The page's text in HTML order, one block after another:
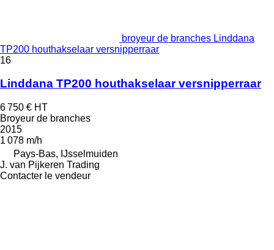
broyeur de branches Linddana
TP200 houthakselaar versnipperraar
16
Linddana TP200 houthakselaar versnipperraar
6 750 € HT
Broyeur de branches
2015
1 078 m/h
Pays-Bas, IJsselmuiden
J. van Pijkeren Trading
Contacter le vendeur